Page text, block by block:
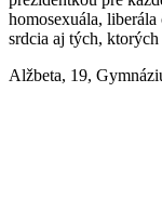
homosexuála,
srdcia aj tých,
Alžbeta, 19,